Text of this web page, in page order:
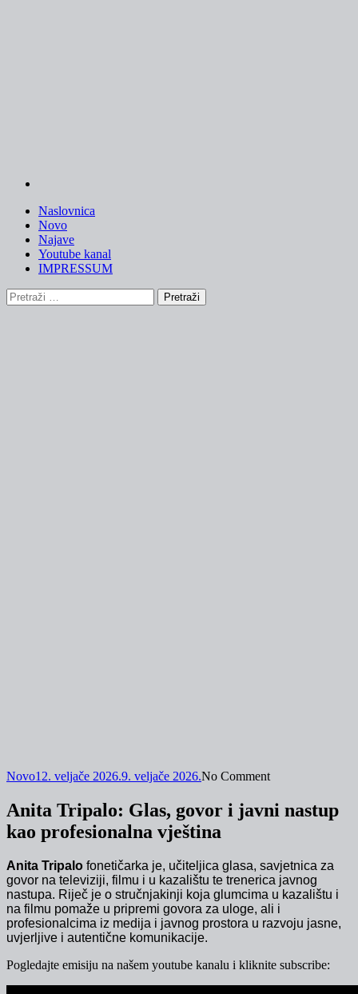
Naslovnica
Novo
Najave
Youtube kanal
IMPRESSUM
Pretraži:
Novo12. veljače 2026.9. veljače 2026.No Comment
Anita Tripalo: Glas, govor i javni nastup
kao profesionalna vještina
Anita Tripalo fonetičarka je, učiteljica glasa, savjetnica za
govor na televiziji, filmu i u kazalištu te trenerica javnog
nastupa. Riječ je o stručnjakinji koja glumcima u kazalištu i
na filmu pomaže u pripremi govora za uloge, ali i
profesionalcima iz medija i javnog prostora u razvoju jasne,
uvjerljive i autentične komunikacije.
Pogledajte emisiju na našem youtube kanalu i kliknite subscribe: